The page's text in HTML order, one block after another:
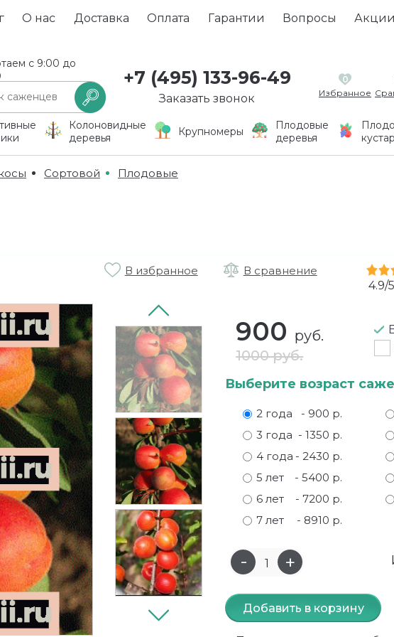
О нас Доставка Оплата Гарантии Вопросы Акции
с 9:00 до
+7 (495) 133-96-49
Заказать звонок
0
Избранное
Колоновидные
деревья
Крупномеры
Плодовые
деревья
Сортовой Плодовые
В избранное
В сравнение
4.9/5
900 руб.
1000 руб.
Выберите возраст
2 года
- 900 р.
3 года - 1350 р.
4 года - 2430 р.
5 лет
- 5400 р.
6 лет
- 7200 р.
7 лет
- 8910 р.
Добавить в корзину